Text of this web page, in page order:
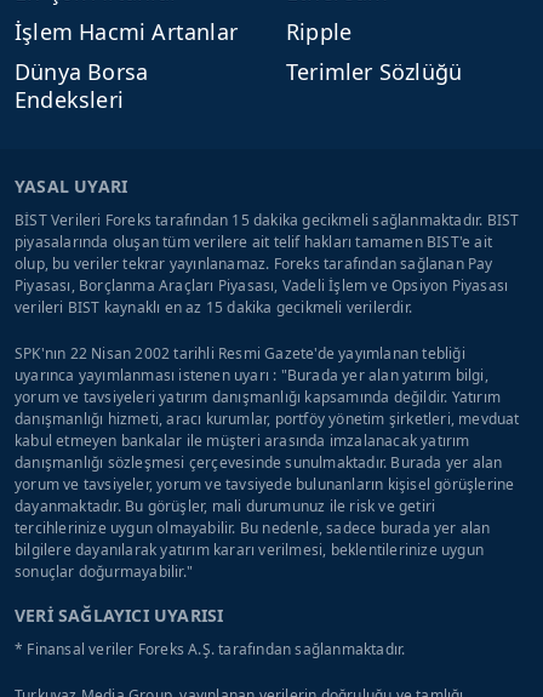
İşlem Hacmi Artanlar
Dünya Borsa
Endeksleri
Ripple
Terimler Sözlüğü
YASAL UYARI
BİST Verileri Foreks tarafından 15 dakika gecikmeli sağlanmaktadır. BIST
piyasalarında oluşan tüm verilere ait telif hakları tamamen BIST'e ait
olup, bu veriler tekrar yayınlanamaz. Foreks tarafından sağlanan Pay
Piyasası, Borçlanma Araçları Piyasası, Vadeli İşlem ve Opsiyon Piyasası
verileri BIST kaynaklı en az 15 dakika gecikmeli verilerdir.
SPK'nın 22 Nisan 2002 tarihli Resmi Gazete'de yayımlanan tebliği
uyarınca yayımlanması istenen uyarı : "Burada yer alan yatırım bilgi,
yorum ve tavsiyeleri yatırım danışmanlığı kapsamında değildir. Yatırım
danışmanlığı hizmeti, aracı kurumlar, portföy yönetim şirketleri, mevduat
kabul etmeyen bankalar ile müşteri arasında imzalanacak yatırım
danışmanlığı sözleşmesi çerçevesinde sunulmaktadır. Burada yer alan
yorum ve tavsiyeler, yorum ve tavsiyede bulunanların kişisel görüşlerine
dayanmaktadır. Bu görüşler, mali durumunuz ile risk ve getiri
tercihlerinize uygun olmayabilir. Bu nedenle, sadece burada yer alan
bilgilere dayanılarak yatırım kararı verilmesi, beklentilerinize uygun
sonuçlar doğurmayabilir."
VERİ SAĞLAYICI UYARISI
* Finansal veriler Foreks A.Ş. tarafından sağlanmaktadır.